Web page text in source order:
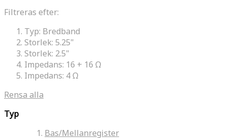
Filtreras efter:
Typ: Bredband
Storlek: 5.25"
Storlek: 2.5"
Impedans: 16 + 16 Ω
Impedans: 4 Ω
Rensa alla
Typ
Bas/Mellanregister